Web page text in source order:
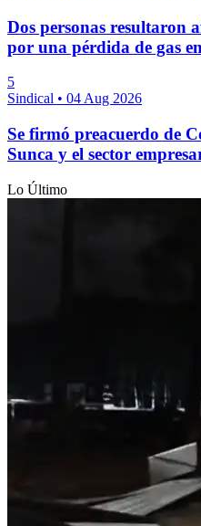
Dos personas resultaron
por una pérdida de gas
5
Sindical • 04 Aug 2026
Se firmó preacuerdo de
Sunca y el sector
Lo Último